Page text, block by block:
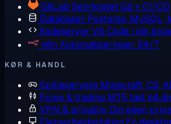
GitLab Selvhostet Git + CI/CD
Databaser Postgres, MySQL,
Kodeserver VS Code i din
n8n Automatiseringer 24/7
KØR & HANDL
Spilleservere Minecraft, CS,
Forex & trading MT5 tæt på
VPN & privatliv Din egen